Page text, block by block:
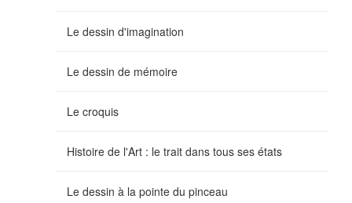
Le dessin d'imagination
Le dessin de mémoire
Le croquis
Histoire de l'Art : le trait dans tous ses états
Le dessin à la pointe du pinceau